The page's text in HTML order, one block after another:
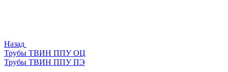
Назад
Трубы ТВИН ППУ ОЦ
Трубы ТВИН ППУ ПЭ